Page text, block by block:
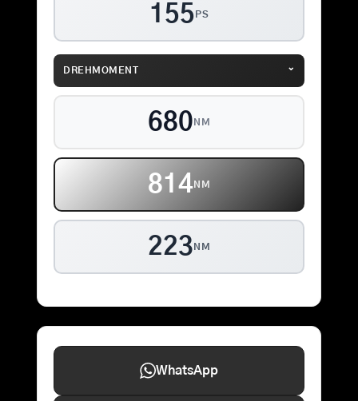
155 PS
DREHMOMENT ⌄
680 NM
855 NM
223 NM
WhatsApp